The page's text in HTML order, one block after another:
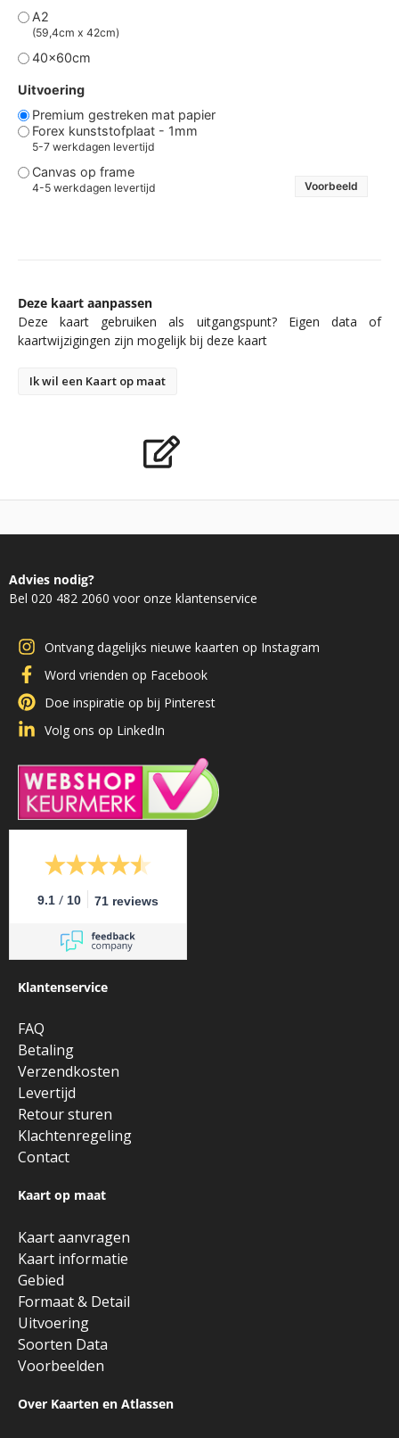
A2
(59,4cm x 42cm)
40x60cm
Uitvoering
Premium gestreken mat papier
Forex kunststofplaat - 1mm
5-7 werkdagen levertijd
Canvas op frame
4-5 werkdagen levertijd Voorbeeld
Deze kaart aanpassen
Deze kaart gebruiken als uitgangspunt? Eigen data of
kaartwijzigingen zijn mogelijk bij deze kaart
Ik wil een Kaart op maat
Advies nodig?
Bel 020 482 2060 voor onze klantenservice
Ontvang dagelijks nieuwe kaarten op Instagram
Word vrienden op Facebook
Doe inspiratie op bij Pinterest
Volg ons op LinkedIn
9.1 / 10 71 reviews
Klantenservice
FAQ
Betaling
Verzendkosten
Levertijd
Retour sturen
Klachtenregeling
Contact
Kaart op maat
Kaart aanvragen
Kaart informatie
Gebied
Formaat & Detail
Uitvoering
Soorten Data
Voorbeelden
Over Kaarten en Atlassen